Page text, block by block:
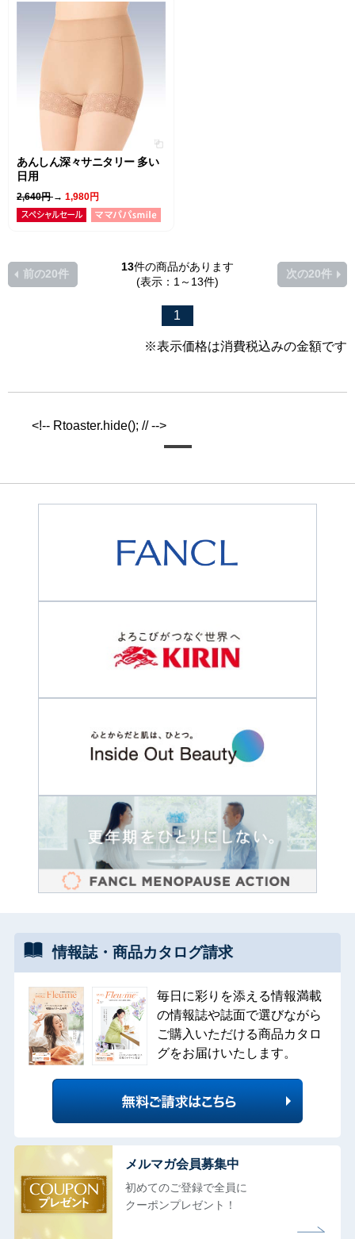
あんしん深々サニタリー 多い
日用
2,640円 → 1,980円
13件の商品があります
(表示：1～13件)
前の20件
1
次の20件
※表示価格は消費税込みの金額です
情報誌・ 商品カタログ請求
毎日に彩りを添える情報満載
の情報誌や誌面で選びながら
ご購入いただける商品カタロ
グをお届けいたします。
メルマガ会員募集中
初めてのご登録で全員に
クーポンプレゼント！